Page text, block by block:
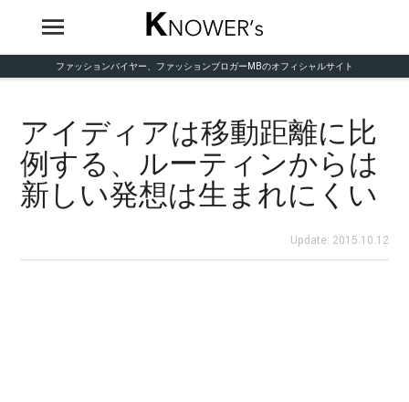
ファッションバイヤー、ファッションブロガーMBのオフィシャルサイト
アイディアは移動距離に比
例する、ルーティンからは
新しい発想は生まれにくい
Update: 2015.10.12